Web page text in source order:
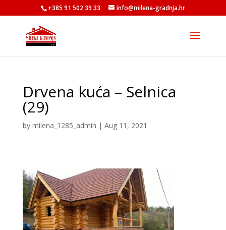
+385 91 502 39 33 info@milena-gradnja.hr
Drvena kuća – Selnica
(29)
by milena_1285_admin | Aug 11, 2021